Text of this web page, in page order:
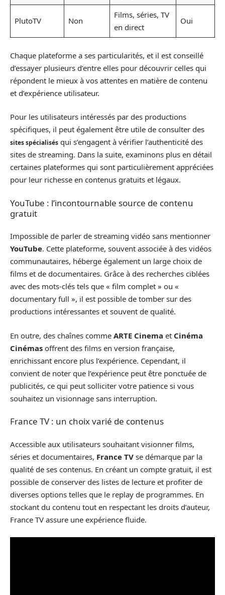
PlutoTV Non
Films, séries, TV
en direct
Oui
Chaque plateforme a ses particularités, et il est conseillé
d’essayer plusieurs d’entre elles pour découvrir celles qui
répondent le mieux à vos attentes en matière de contenu
et d’expérience utilisateur.
Pour les utilisateurs intéressés par des productions
spécifiques, il peut également être utile de consulter des
sites spécialisés qui s’engagent à vérifier l’authenticité des
sites de streaming. Dans la suite, examinons plus en détail
certaines plateformes qui sont particulièrement appréciées
pour leur richesse en contenus gratuits et légaux.
YouTube : l’incontournable source de contenu
gratuit
Impossible de parler de streaming vidéo sans mentionner
YouTube. Cette plateforme, souvent associée à des vidéos
communautaires, héberge également un large choix de
films et de documentaires. Grâce à des recherches ciblées
avec des mots-clés tels que « film complet » ou «
documentary full », il est possible de tomber sur des
productions intéressantes et souvent de qualité.
En outre, des chaînes comme ARTE Cinema et Cinéma
Cinémas offrent des films en version française,
enrichissant encore plus l’expérience. Cependant, il
convient de noter que l’expérience peut être ponctuée de
publicités, ce qui peut solliciter votre patience si vous
souhaitez un visionnage sans interruption.
France TV : un choix varié de contenus
Accessible aux utilisateurs souhaitant visionner films,
séries et documentaires, France TV se démarque par la
qualité de ses contenus. En créant un compte gratuit, il est
possible de conserver des listes de lecture et profiter de
diverses options telles que le replay de programmes. En
stockant du contenu tout en respectant les droits d’auteur,
France TV assure une expérience fluide.